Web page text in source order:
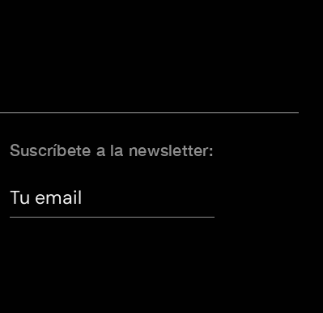
Suscríbete a la newsletter: